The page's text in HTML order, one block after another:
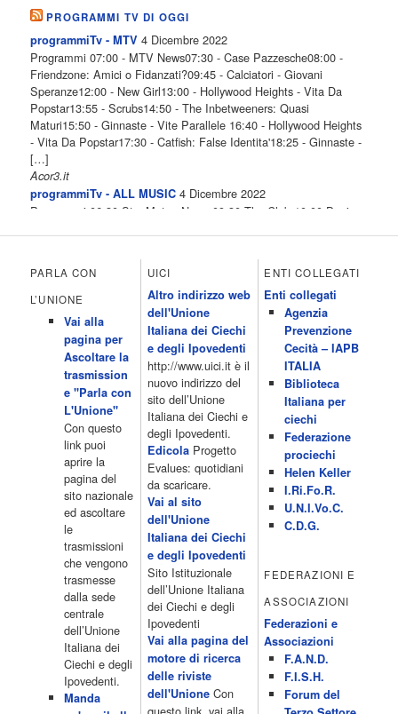
PROGRAMMI TV DI OGGI
programmiTv - MTV 4 Dicembre 2022
Programmi 07:00 - MTV News07:30 - Case Pazzesche08:00 -
Friendzone: Amici o Fidanzati?09:45 - Calciatori - Giovani
Speranze12:00 - New Girl13:00 - Hollywood Heights - Vita Da
Popstar13:55 - Scrubs14:50 - The Inbetweeners: Quasi
Maturi15:50 - Ginnaste - Vite Parallele 16:40 - Hollywood Heights
- Vita Da Popstar17:30 - Catfish: False Identita'18:25 - Ginnaste -
[…]
Acor3.it
programmiTv - ALL MUSIC 4 Dicembre 2022
Programmi 06.30 Star.Meteo.News 09.30 The Club 10.00 Deejay
All News 16.05 Rotazione musicale 19.00 All News 19.05 The
Club 19.30 19.30 Human Guinea Pigs 20.00 Inbox 21.00 Code
Monkeys 21.30 Sons of Butcher […]
programmiTv - ITALIA 1 4 Dicembre 2022
Programmi 06.35 Cartoni Animati 09.05 Telefilm:Starsky & Hutch
10.10 Telefilm:Supercar 12.15 12.15 Secondo voi 12.25 Studio
Aperto 13.00 Studio Sport 13.40 Cartoni animati 14.30 I Simpson
15.00 Telefilm:Paso adelante 15.55 15.55 Telefilm:Wildfire 16.50
Cartoni animati 18.30 Studio Aperto 19.05 Don Luca c'� 19.35
19.35 Medici miei 20.05 Camera caf� 20.30 La ruota della
fortuna 21.10 […]
Acor3.it
programmiTv - LA 7
4 Dicembre 2022
Programmi 06:00 - Tg La7/meteo/oroscopo/traffico06:55 - Movie
Flash07:00 - Omnibus ? Rassegna stampa07:30 - Tg La707:50 -
Omnibus09:50 - Coffee Break11:00 - L?aria che tira12:25 - I
men� di Benedetta13:30 - Tg La714:00 - Tg La7 Cronache14:40 -
Telefilm: Le strade di San Francisco - Omicidio di primo grado -
Una scuola di paura 16:30 […]
Acor3.it
programmiTv - CANALE 5 4 Dicembre 2022
Programmi 2/3 06.00 TG5/Traffico/Meteo/Borse e monete 08.00
TG5 Mattina 08.40 Mattino Cinque(TG5-Ore 10) 11.00 Forum
13.00 2/3 13.00 TG5 13.40 Beautiful 14.10 Centovetrine 14.45
Uomini e donne 16.15 2/3 16.15 Amici 16.55 Pomeriggio
cinque(All'interno: TG5-5 minuti 17.55) 18.50 Chi vuol essere
PARLA CON
L’UNIONE
Vai alla
pagina per
Ascoltare la
trasmission
e "Parla con
L'Unione"
Con questo
link puoi
aprire la
pagina del
sito nazionale
ed ascoltare
le
trasmissioni
che vengono
trasmesse
dalla sede
centrale
dell’Unione
Italiana dei
Ciechi e degli
Ipovedenti.
Manda
UICI
Altro indirizzo web
dell'Unione
Italiana dei Ciechi
e degli Ipovedenti
http://www.uici.it è il
nuovo indirizzo del
sito dell’Unione
Italiana dei Ciechi e
degli Ipovedenti.
EdicolaProgetto
Evalues: quotidiani
da scaricare.
Vai al sito
dell'Unione
Italiana dei Ciechi
e degli Ipovedenti
Sito Istituzionale
dell’Unione Italiana
dei Ciechi e degli
Ipovedenti
Vai alla pagina del
motore di ricerca
delle riviste
dell'UnioneCon
ENTI COLLEGATI
Enti collegati
Agenzia
Prevenzione
Cecità – IAPB
ITALIA
Biblioteca
Italiana per
ciechi
Federazione
prociechi
Helen Keller
I.Ri.Fo.R.
U.N.I.Vo.C.
C.D.G.
FEDERAZIONI E
ASSOCIAZIONI
Federazioni e
Associazioni
F.A.N.D.
F.I.S.H.
Forum del